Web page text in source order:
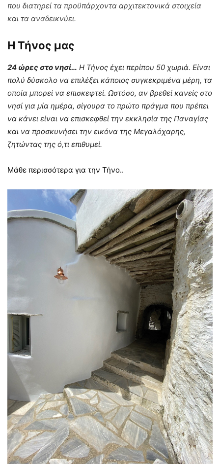
που διατηρεί τα προϋπάρχοντα αρχιτεκτονικά στοιχεία
και τα αναδεικνύει.
Η Τήνος μας
24 ώρες στο νησί… Η Τήνος έχει περίπου 50 χωριά. Είναι
πολύ δύσκολο να επιλέξει κάποιος συγκεκριμένα μέρη, τα
οποία μπορεί να επισκεφτεί. Ωστόσο, αν βρεθεί κανείς στο
νησί για μία ημέρα, σίγουρα το πρώτο πράγμα που πρέπει
να κάνει είναι να επισκεφθεί την εκκλησία της Παναγίας
και να προσκυνήσει την εικόνα της Μεγαλόχαρης,
ζητώντας της ό,τι επιθυμεί.
Μάθε περισσότερα για την Τήνο..